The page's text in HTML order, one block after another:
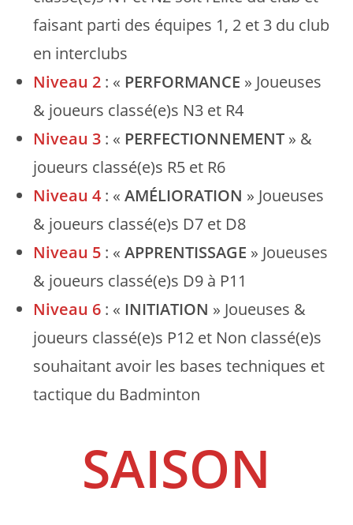
faisant parti des équipes 1, 2 et 3 du club
en interclubs
Niveau 2 : « PERFORMANCE » Joueuses
& joueurs classé(e)s N3 et R4
Niveau 3 : « PERFECTIONNEMENT » &
joueurs classé(e)s R5 et R6
Niveau 4 : «AMÉLIORATION » Joueuses
& joueurs classé(e)s D7 et D8
Niveau 5 : «APPRENTISSAGE » Joueuses
& joueurs classé(e)s D9 à P11
Niveau 6 : « INITIATION » Joueuses &
joueurs classé(e)s P12 et Non classé(e)s
souhaitant avoir les bases techniques et
tactique du Badminton
SAISON